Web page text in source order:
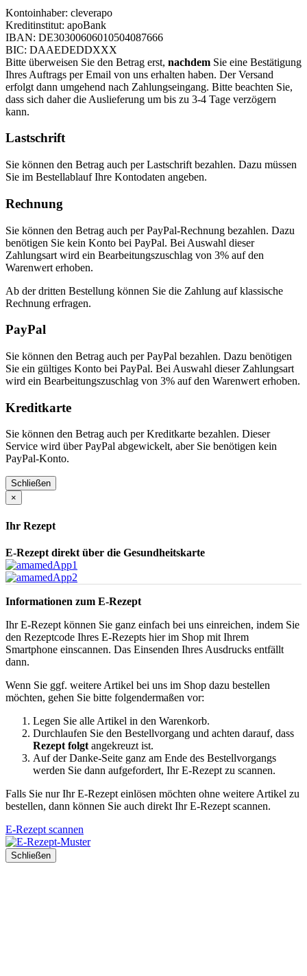
Kontoinhaber: cleverapo
Kreditinstitut: apoBank
IBAN: DE30300606010504087666
BIC: DAAEDEDDXXX
Bitte überweisen Sie den Betrag erst, nachdem Sie eine Bestätigung
Ihres Auftrags per Email von uns erhalten haben. Der Versand
erfolgt dann umgehend nach Zahlungseingang. Bitte beachten Sie,
dass sich daher die Auslieferung um bis zu 3-4 Tage verzögern
kann.
Lastschrift
Sie können den Betrag auch per Lastschrift bezahlen. Dazu müssen
Sie im Bestellablauf Ihre Kontodaten angeben.
Rechnung
Sie können den Betrag auch per PayPal-Rechnung bezahlen. Dazu
benötigen Sie kein Konto bei PayPal. Bei Auswahl dieser
Zahlungsart wird ein Bearbeitungszuschlag von 3% auf den
Warenwert erhoben.
Ab der dritten Bestellung können Sie die Zahlung auf klassische
Rechnung erfragen.
PayPal
Sie können den Betrag auch per PayPal bezahlen. Dazu benötigen
Sie ein gültiges Konto bei PayPal. Bei Auswahl dieser Zahlungsart
wird ein Bearbeitungszuschlag von 3% auf den Warenwert erhoben.
Kreditkarte
Sie können den Betrag auch per Kreditkarte bezahlen. Dieser
Service wird über PayPal abgewickelt, aber Sie benötigen kein
PayPal-Konto.
Schließen
×
Ihr Rezept
E-Rezept direkt über die Gesundheitskarte
Informationen zum E-Rezept
Ihr E-Rezept können Sie ganz einfach bei uns einreichen, indem Sie
den Rezeptcode Ihres E-Rezepts hier im Shop mit Ihrem
Smartphone einscannen. Das Einsenden Ihres Ausdrucks entfällt
dann.
Wenn Sie ggf. weitere Artikel bei uns im Shop dazu bestellen
möchten, gehen Sie bitte folgendermaßen vor:
Legen Sie alle Artikel in den Warenkorb.
Durchlaufen Sie den Bestellvorgang und achten darauf, dass
Rezept folgt angekreuzt ist.
Auf der Danke-Seite ganz am Ende des Bestellvorgangs
werden Sie dann aufgefordert, Ihr E-Rezept zu scannen.
Falls Sie nur Ihr E-Rezept einlösen möchten ohne weitere Artikel zu
bestellen, dann können Sie auch direkt Ihr E-Rezept scannen.
E-Rezept scannen
Schließen